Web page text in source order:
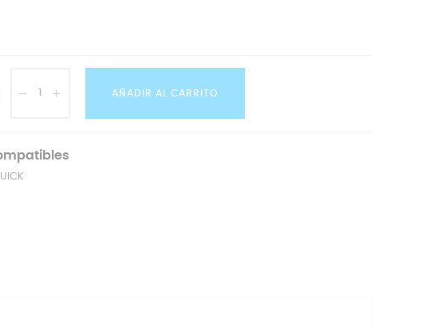
AÑADIR AL CARRITO